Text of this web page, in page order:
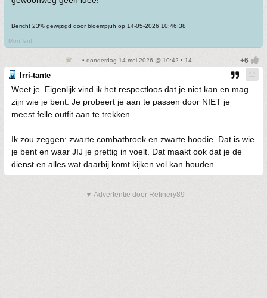
Bericht 23% gewijzigd door bloempjuh op 14-05-2026 10:46:38
Mon 'en!
• donderdag 14 mei 2026 @ 10:42 • 14
Irri-tante
Weet je. Eigenlijk vind ik het respectloos dat je niet kan en mag
zijn wie je bent. Je probeert je aan te passen door NIET je
meest felle outfit aan te trekken.
Ik zou zeggen: zwarte combatbroek en zwarte hoodie. Dat is wie
je bent en waar JIJ je prettig in voelt. Dat maakt ook dat je de
dienst en alles wat daarbij komt kijken vol kan houden
▼ Advertentie door Refinery89